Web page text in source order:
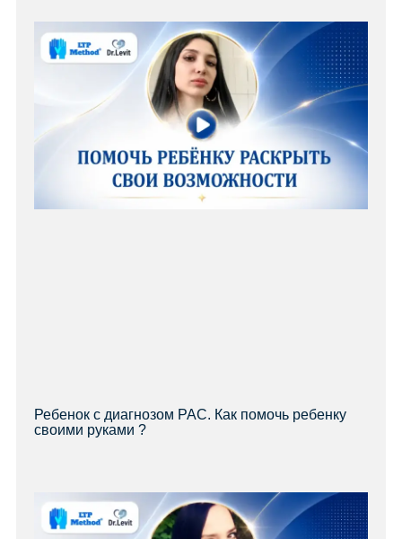
Ребенок с диагнозом РАС. Как помочь ребенку
своими руками ?